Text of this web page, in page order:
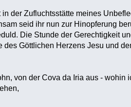
der Zufluchtsstätte meines
seid ihr nun zur Hinopferung
Die Stunde der Gerechtigkeit
Göttlichen Herzens Jesu und
von der Cova da Iria aus - wohin